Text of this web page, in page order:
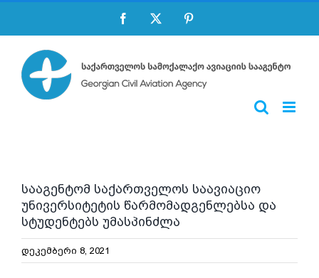
Facebook
სააგენტომ საქართველოს საავიაციო
უნივერსიტეტის წარმომადგენლებსა და
სტუდენტებს უმასპინძლა
დეკემბერი 8, 2021